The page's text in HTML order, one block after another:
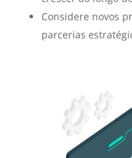
Considere novos
parcerias